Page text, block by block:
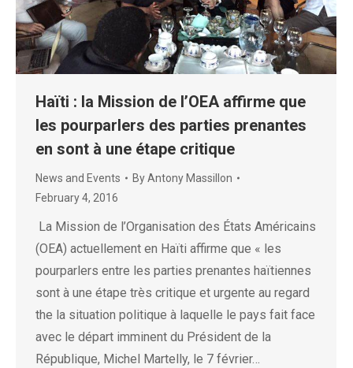
Haïti : la Mission de l’OEA affirme que
les pourparlers des parties prenantes
en sont à une étape critique
News and Events ByAntony Massillon
February 4, 2016
La Mission de l’Organisation des États Américains
(OEA) actuellement en Haïti affirme que « les
pourparlers entre les parties prenantes haïtiennes
sont à une étape très critique et urgente au regard
the la situation politique à laquelle le pays fait face
avec le départ imminent du Président de la
République, Michel Martelly, le 7 février…